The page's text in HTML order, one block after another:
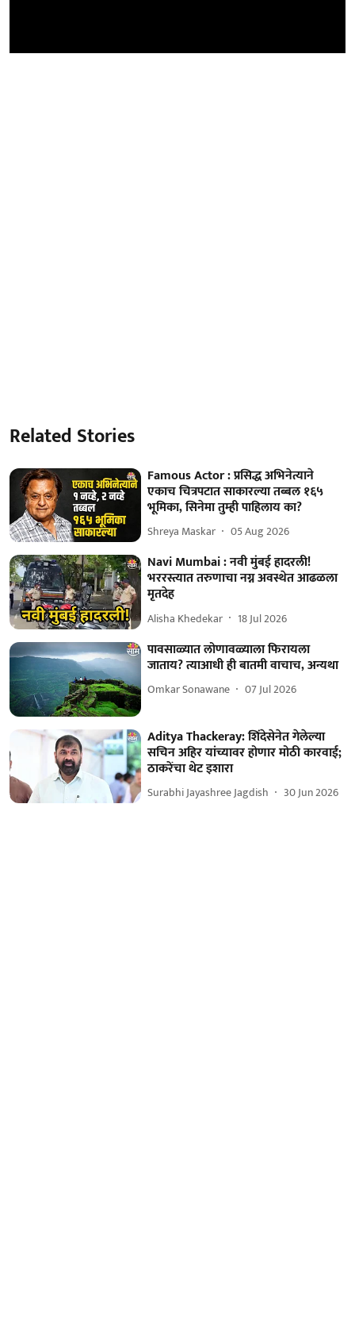
Related Stories
Famous Actor : प्रसिद्ध अभिनेत्याने
एकाच चित्रपटात साकारल्या तब्बल १६५
भूमिका, सिनेमा तुम्ही पाहिलाय का?
Shreya Maskar 05 Aug 2026
Navi Mumbai : नवी मुंबई हादरली!
भररस्त्यात तरुणाचा नग्न अवस्थेत आढळला
मृतदेह
Alisha Khedekar 18 Jul 2026
पावसाळ्यात लोणावळ्याला फिरायला
जाताय? त्याआधी ही बातमी वाचाच, अन्यथा
Omkar Sonawane 07 Jul 2026
Aditya Thackeray: शिंदेसेनेत गेलेल्या
सचिन अहिर यांच्यावर होणार मोठी कारवाई;
ठाकरेंचा थेट इशारा
Surabhi Jayashree Jagdish 30 Jun 2026